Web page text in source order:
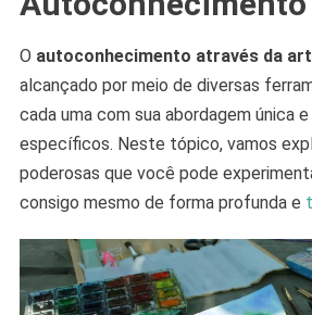
O autoconhecimento através da
alcançado por meio de diversas
cada uma com sua abordagem única
específicos. Neste tópico, vamos
poderosas que você pode
consigo mesmo de forma profunda e